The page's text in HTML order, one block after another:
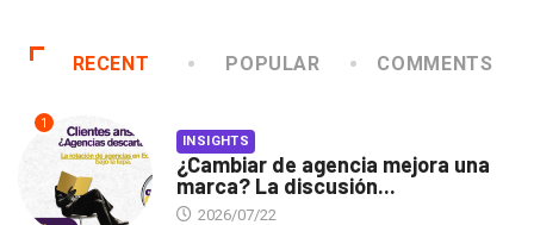
RECENT POPULAR COMMENTS
1
INSIGHTS
¿Cambiar de agencia mejora una
marca? La discusión...
2026/07/22